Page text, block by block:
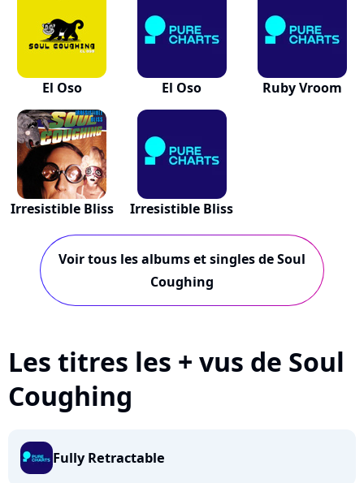
El Oso El Oso Ruby Vroom
Irresistible Bliss Irresistible Bliss
Voir tous les albums et singles de Soul
Coughing
Les titres les + vus de Soul
Coughing
Fully Retractable